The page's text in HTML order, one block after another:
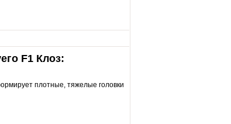
F1 Клоз:
плотные, тяжелые головки